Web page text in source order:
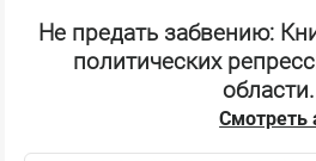
Не предать забвению:
политических
области.
Смотреть